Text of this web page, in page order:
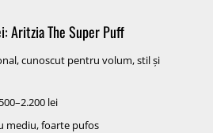
Aritzia The Super Puff
cunoscut pentru volum, stil și
lei
mediu, foarte pufos